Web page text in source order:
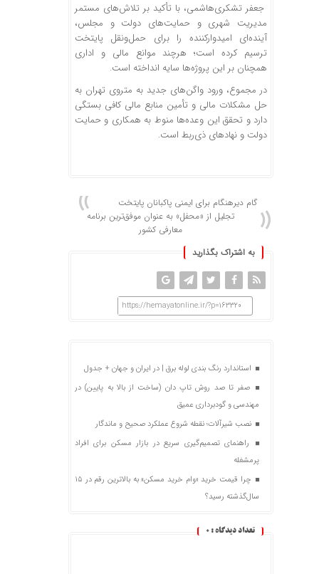
جعفر تشکری‌هاشمی، با تأکید بر تلاش‌های مستمر
مدیریت شهری و حمایت‌های دولت و مجلس،
آینده‌ای امیدوارکننده را برای حمل‌ونقل پایتخت
ترسیم کرده است؛ هرچند موانع مالی و اداری
همچنان بر این پروژه‌ها سایه انداخته است. ​
در مجموع، ورود واگن‌های جدید به متروی تهران به
حل مشکلات مالی و تأمین منابع مالی کافی بستگی
دارد و تحقق این وعده‌ها منوط به همکاری و حمایت
دولت و نهادهای ذی‌ربط است.​
گام دیرهنگام برای ایمنی پاکبانان پایتخت
تجلیل از «محفل» به عنوان موفق‌ترین برنامه
معارفی کشور
به اشتراک بگذارید
https://hemayatonline.ir/?p=163320
استاندارد رنگ بندی لوله برق | در ایران و جهان + جدول
صفر تا صد روش تاپ دان (ساخت از بالا به پایین) در
مهندسی و گودبرداری عمیق
نصب شیرآلات؛ نقطه شروع عملکرد صحیح و ماندگار
راهنمای تصمیم‌گیری سریع در بازار مسکن برای افراد
پرمشغله
چرا قیمت خرید «وام خرید مسکن» به بالاترین رقم در ۱۵
سال‌گذشته رسید؟
تعداد دیدگاه : 0